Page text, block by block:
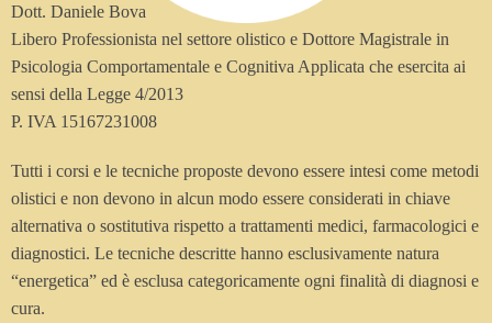
Dott. Daniele Bova
Libero Professionista nel settore olistico e Dottore Magistrale in
Psicologia Comportamentale e Cognitiva Applicata che esercita ai
sensi della Legge 4/2013
P. IVA 15167231008
Tutti i corsi e le tecniche proposte devono essere intesi come metodi
olistici e non devono in alcun modo essere considerati in chiave
alternativa o sostitutiva rispetto a trattamenti medici, farmacologici e
diagnostici. Le tecniche descritte hanno esclusivamente natura
“energetica” ed è esclusa categoricamente ogni finalità di diagnosi e
cura.